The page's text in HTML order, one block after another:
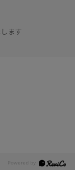
ます